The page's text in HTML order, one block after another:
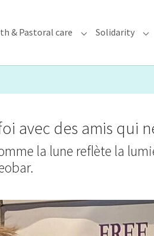
for "Archdiocese"
& Pastoral care Submenu for
Solidarity
avec des amis qui
la lune reflète la